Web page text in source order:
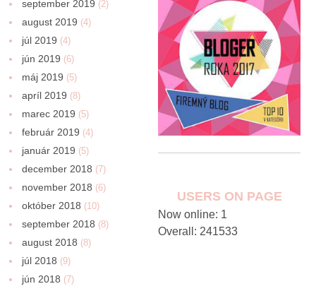
september 2019 (2)
august 2019 (4)
júl 2019 (4)
jún 2019 (6)
máj 2019 (5)
apríl 2019 (8)
marec 2019 (5)
február 2019 (4)
január 2019 (5)
december 2018 (7)
november 2018 (6)
október 2018 (10)
september 2018 (8)
august 2018 (8)
júl 2018 (9)
jún 2018 (7)
USERS ON PAGE
Now online: 1
Overall: 241533